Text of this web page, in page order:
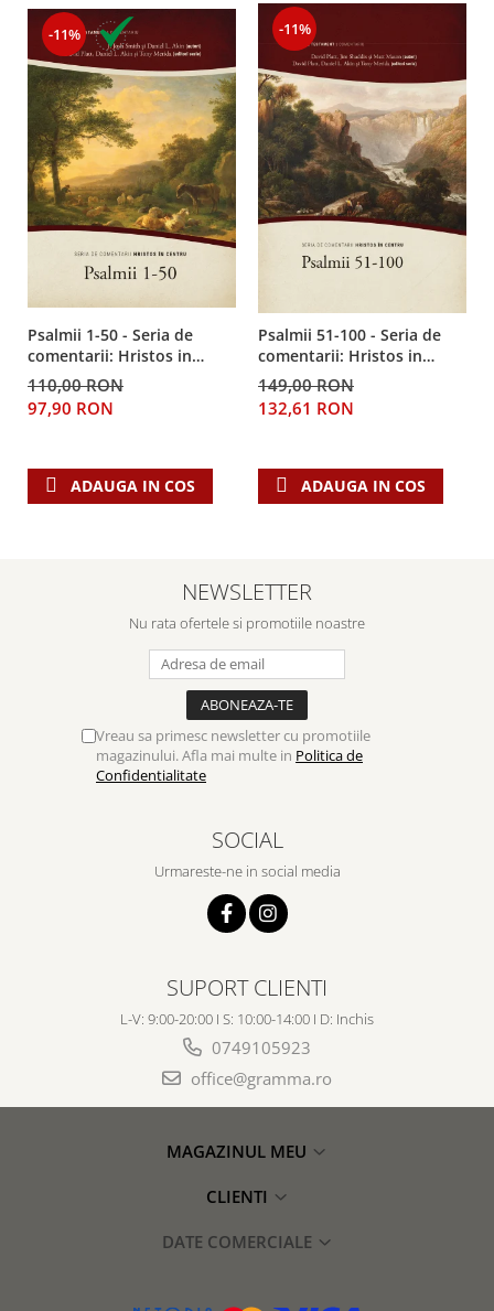
-11%
Psalmii 1-50 - Seria de
comentarii: Hristos in
centru
110,00 RON
97,90 RON
ADAUGA IN COS
-11%
Psalmii 51-100 - Seria de
comentarii: Hristos in
centru
149,00 RON
132,61 RON
ADAUGA IN COS
NEWSLETTER
Nu rata ofertele si promotiile noastre
Vreau sa primesc newsletter cu promotiile
magazinului. Afla mai multe in Politica de
Confidentialitate
SOCIAL
Urmareste-ne in social media
SUPORT CLIENTI
L-V: 9:00-20:00 I S: 10:00-14:00 I D: Inchis
0749105923
office@gramma.ro
MAGAZINUL MEU
CLIENTI
DATE COMERCIALE